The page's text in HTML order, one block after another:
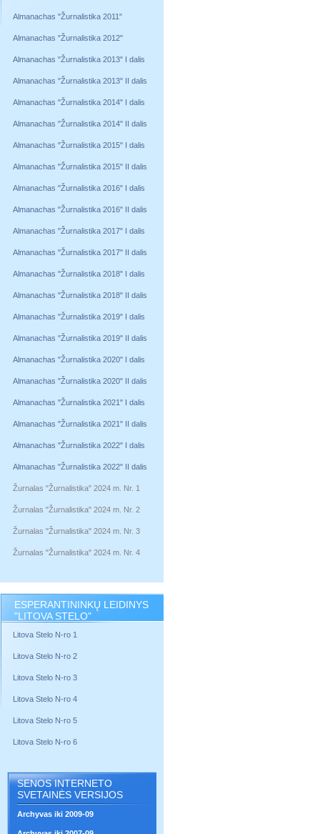
Almanachas "Žurnalistika 2011"
Almanachas "Žurnalistika 2012"
Almanachas "Žurnalistika 2013" I dalis
Almanachas "Žurnalistika 2013" II dalis
Almanachas "Žurnalistika 2014" I dalis
Almanachas "Žurnalistika 2014" II dalis
Almanachas "Žurnalistika 2015" I dalis
Almanachas "Žurnalistika 2015" II dalis
Almanachas "Žurnalistika 2016" I dalis
Almanachas "Žurnalistika 2016" II dalis
Almanachas "Žurnalistika 2017" I dalis
Almanachas "Žurnalistika 2017" II dalis
Almanachas "Žurnalistika 2018" I dalis
Almanachas "Žurnalistika 2018" II dalis
Almanachas "Žurnalistika 2019" I dalis
Almanachas "Žurnalistika 2019" II dalis
Almanachas "Žurnalistika 2020" I dalis
Almanachas "Žurnalistika 2020" II dalis
Almanachas "Žurnalistika 2021" I dalis
Almanachas "Žurnalistika 2021" II dalis
Almanachas "Žurnalistika 2022" I dalis
Almanachas "Žurnalistika 2022" II dalis
Žurnalas "Žurnalistika" 2024 m. Nr. 1
Žurnalas "Žurnalistika" 2024 m. Nr. 2
Žurnalas "Žurnalistika" 2024 m. Nr. 3
Žurnalas "Žurnalistika" 2024 m. Nr. 4
ESPERANTININKŲ LEIDINYS
"LITOVA STELO"
Litova Stelo N-ro 1
Litova Stelo N-ro 2
Litova Stelo N-ro 3
Litova Stelo N-ro 4
Litova Stelo N-ro 5
Litova Stelo N-ro 6
SENOS INTERNETO
SVETAINĖS VERSIJOS
Archyvas iki 2009-09